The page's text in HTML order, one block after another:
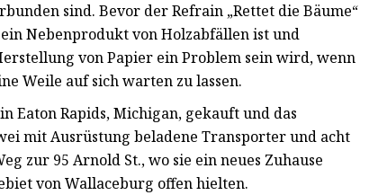
sind. Bevor der Refrain „Rettet die Bäume“
Nebenprodukt von Holzabfällen ist und
von Papier ein Problem sein wird, wenn
Weile auf sich warten zu lassen.
Eaton Rapids, Michigan, gekauft und das
mit Ausrüstung beladene Transporter und acht
zur 95 Arnold St., wo sie ein neues Zuhause
von Wallaceburg offen hielten.